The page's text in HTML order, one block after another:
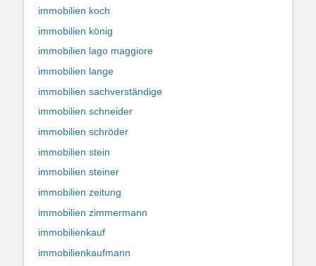
immobilien koch
immobilien könig
immobilien lago maggiore
immobilien lange
immobilien sachverständige
immobilien schneider
immobilien schröder
immobilien stein
immobilien steiner
immobilien zeitung
immobilien zimmermann
immobilienkauf
immobilienkaufmann